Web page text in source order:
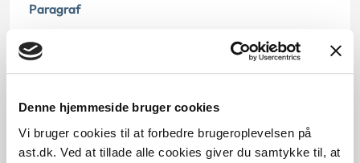
Denne hjemmeside bruger cookies
Vi bruger cookies til at forbedre brugeroplevelsen på
ast.dk. Ved at tillade alle cookies giver du samtykke til, at
Paragraf
§ 3 § 18 § 15
354-83